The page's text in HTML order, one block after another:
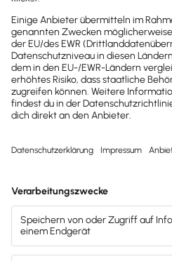
wichtige News zu
Gesetzesänderungen,
hilfreiche Praxis-Tipps und
kostenlose Tools für
Unternehmen erhalten?
Dann abonniere unseren